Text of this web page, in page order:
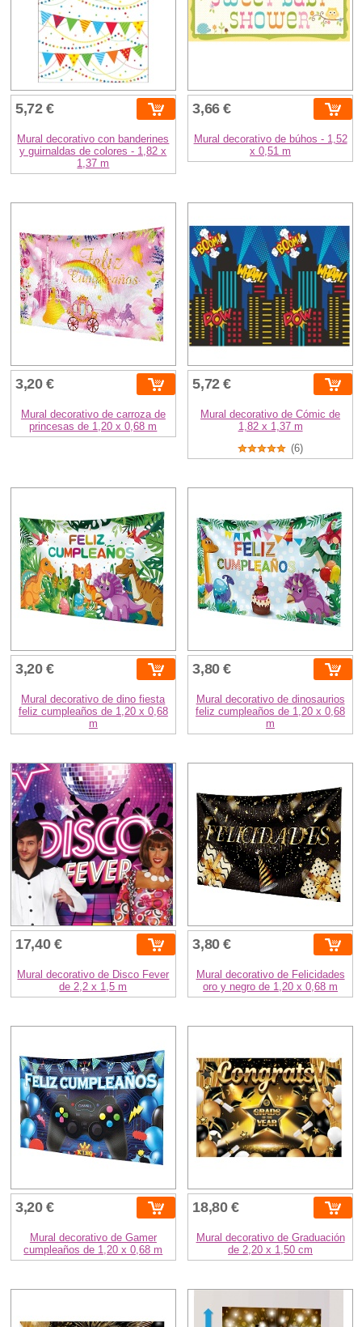
5,72 €
Mural decorativo con banderines
y guirnaldas de colores - 1,82 x
1,37 m
3,66 €
Mural decorativo de búhos - 1,52
x 0,51 m
3,20 €
Mural decorativo de carroza de
princesas de 1,20 x 0,68 m
5,72 €
Mural decorativo de Cómic de
1,82 x 1,37 m
(6)
3,20 €
Mural decorativo de dino fiesta
feliz cumpleaños de 1,20 x 0,68
m
3,80 €
Mural decorativo de dinosaurios
feliz cumpleaños de 1,20 x 0,68
m
17,40 €
Mural decorativo de Disco Fever
de 2,2 x 1,5 m
3,80 €
Mural decorativo de Felicidades
oro y negro de 1,20 x 0,68 m
3,20 €
Mural decorativo de Gamer
cumpleaños de 1,20 x 0,68 m
18,80 €
Mural decorativo de Graduación
de 2,20 x 1,50 cm